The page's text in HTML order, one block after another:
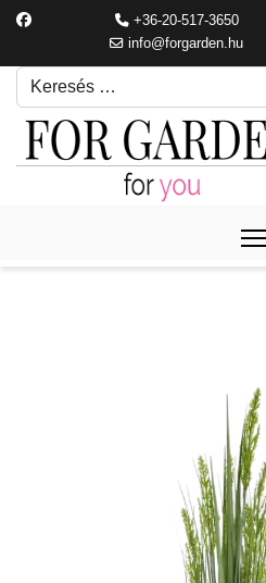
+36-20-517-3650
info@forgarden.hu
Keresés
Írjon be egy keresési kifejezést.